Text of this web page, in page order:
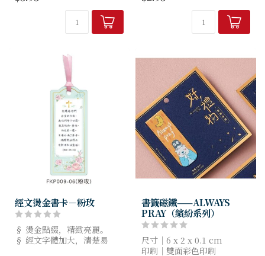
經文燙金書卡－粉玫
§ 燙金點綴，精緻亮麗。
§ 經文字體加大，清楚易
書籤磁鐵——ALWAYS
PRAY（繽紛系列）
尺寸｜6 x 2 x 0.1 cm
印刷｜雙面彩色印刷